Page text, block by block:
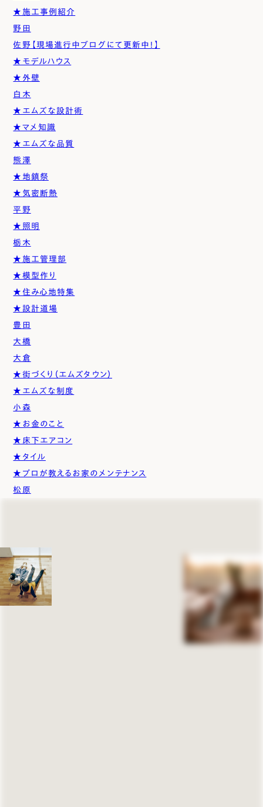
★施工事例紹介
野田
佐野【現場進行中ブログにて更新中！】
★モデルハウス
★外壁
白木
★エムズな設計術
★マメ知識
★エムズな品質
熊澤
★地鎮祭
★気密断熱
平野
★照明
栃木
★施工管理部
★模型作り
★住み心地特集
★設計道場
豊田
大橋
大倉
★街づくり（エムズタウン）
★エムズな制度
小森
★お金のこと
★床下エアコン
★タイル
★プロが教えるお家のメンテナンス
松原